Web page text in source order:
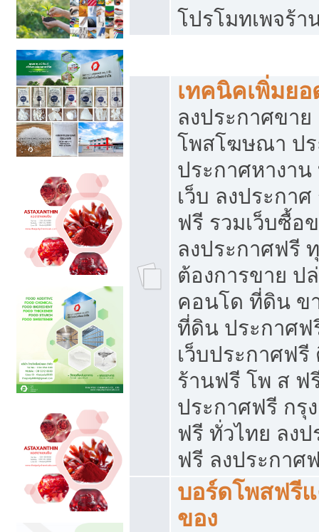
โปรโมทเพจร้า
เทคนิคเพิ่มย
ลงประกาศขา
โพสโฆษณา ป
ประกาศหางา
เว็บ ลงประกา
ฟรี รวมเว็บซื้อ
ลงประกาศฟรี
ต้องการขาย ป
คอนโด ที่ดิน ข
ที่ดิน ประกาศฟ
เว็บประกาศฟ
ร้านฟรี โพ ส ฟ
ประกาศฟรี กรุ
ฟรี ทั่วไทย ลง
ฟรี ลงประกาศ
บอร์ดโพสฟรี
ของ